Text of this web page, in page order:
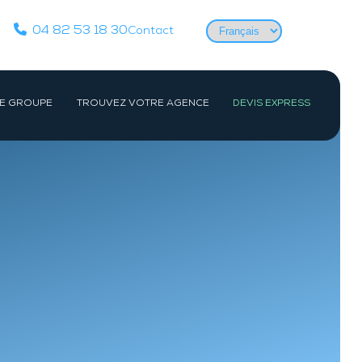
04 82 53 18 30Contact
Choisir
langue
GROUPE TROUVEZ VOTRE AGENCE DEVIS EXPRESS